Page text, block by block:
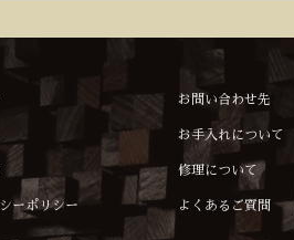
ーポリシー
お問い合わせ先
お手入れについて
修理について
よくあるご質問